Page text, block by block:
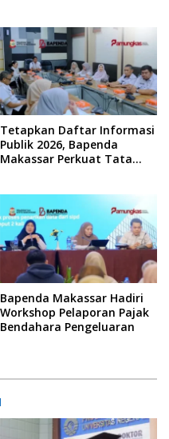
Tetapkan Daftar Informasi
Publik 2026, Bapenda
Makassar Perkuat Tata
Bapenda Makassar Hadiri
Workshop Pelaporan Pajak
Bendahara Pengeluaran